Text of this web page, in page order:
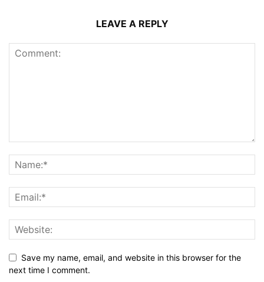
LEAVE A REPLY
Save my name, email, and website in this browser for the
next time I comment.